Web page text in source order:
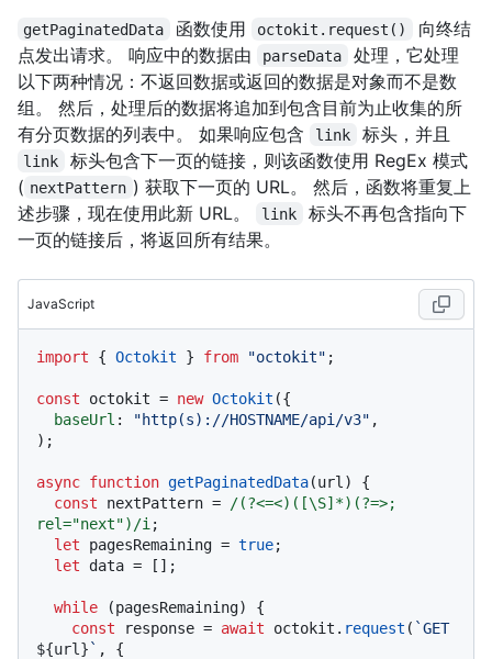
getPaginatedData 函数使用 octokit.request()
向终结
点发出请求。 响应中的数据由
parseData
处理，它处理
以下两种情况：不返回数据或返回的数据是对象而不是数
组。 然后，处理后的数据将追加到包含目前为止收集的所
有分页数据的列表中。 如果响应包含
link 标头，并且
link
标头包含下一页的链接，则该函数使用 RegEx 模式
( nextPattern ) 获取下一页的 URL。 然后，函数将重复上
述步骤，现在使用此新 URL。
link
标头不再包含指向下
一页的链接后，将返回所有结果。
JavaScript
import { Octokit } from "octokit" ;
const octokit = new Octokit ({
baseUrl : "http(s)://HOSTNAME/api/v3" ,
);
async function getPaginatedData(url ) {
const nextPattern =
/(?<=<)([\S]*)(?=>;
rel="next")/i ;
let pagesRemaining = true;
let data = [];
while (pagesRemaining) {
const response = await octokit. request (
`GET
${url} ` , {